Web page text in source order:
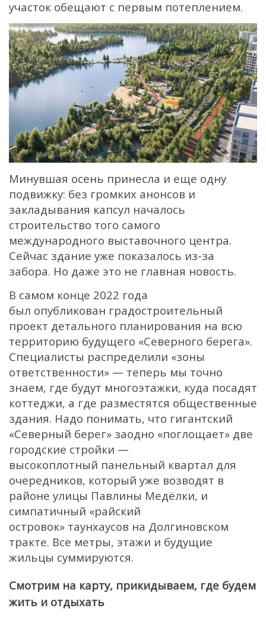
участок обещают с первым потеплением.
Минувшая осень принесла и еще одну
подвижку: без громких анонсов и
закладывания капсул началось
строительство того самого
международного выставочного центра.
Сейчас здание уже показалось из-за
забора. Но даже это не главная новость.
В самом конце 2022 года
был опубликован градостроительный
проект детального планирования на всю
территорию будущего «Северного берега».
Специалисты распределили «зоны
ответственности» — теперь мы точно
знаем, где будут многоэтажки, куда посадят
коттеджи, а где разместятся общественные
здания. Надо понимать, что гигантский
«Северный берег» заодно «поглощает» две
городские стройки —
высокоплотный панельный квартал для
очередников, который уже возводят в
районе улицы Павлины Медёлки, и
симпатичный «райский
островок» таунхаусов на Долгиновском
тракте. Все метры, этажи и будущие
жильцы суммируются.
Смотрим на карту, прикидываем, где будем
жить и отдыхать